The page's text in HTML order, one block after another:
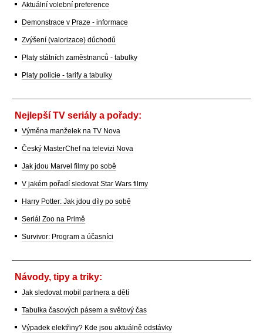
Aktuální volební preference
Demonstrace v Praze - informace
Zvýšení (valorizace) důchodů
Platy státních zaměstnanců - tabulky
Platy policie - tarify a tabulky
Nejlepší TV seriály a pořady:
Výměna manželek na TV Nova
Český MasterChef na televizi Nova
Jak jdou Marvel filmy po sobě
V jakém pořadí sledovat Star Wars filmy
Harry Potter: Jak jdou díly po sobě
Seriál Zoo na Primě
Survivor: Program a účasníci
Návody, tipy a triky:
Jak sledovat mobil partnera a dětí
Tabulka časových pásem a světový čas
Výpadek elektřiny? Kde jsou aktuálně odstávky